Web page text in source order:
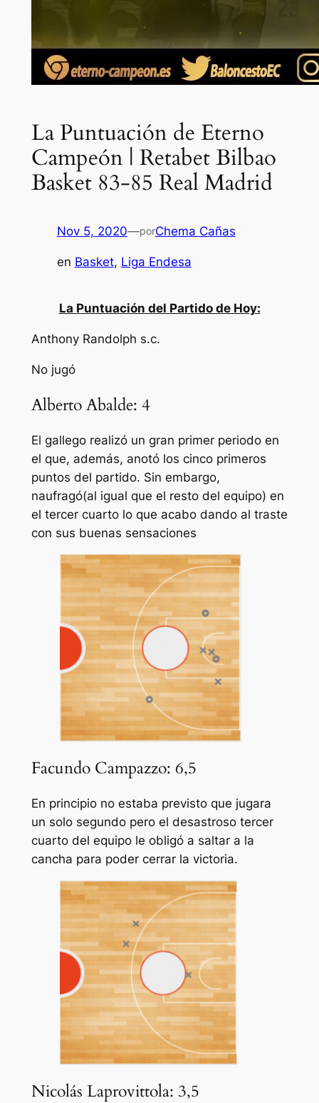
La Puntuación de Eterno
Campeón | Retabet Bilbao
Basket 83-85 Real Madrid
Nov 5, 2020—porChema Cañas
en Basket, Liga Endesa
La Puntuación del Partido de Hoy:
Anthony Randolph s.c.
No jugó
Alberto Abalde: 4
El gallego realizó un gran primer periodo en
el que, además, anotó los cinco primeros
puntos del partido. Sin embargo,
naufragó(al igual que el resto del equipo) en
el tercer cuarto lo que acabo dando al traste
con sus buenas sensaciones
Facundo Campazzo: 6,5
En principio no estaba previsto que jugara
un solo segundo pero el desastroso tercer
cuarto del equipo le obligó a saltar a la
cancha para poder cerrar la victoria.
Nicolás Laprovittola: 3,5